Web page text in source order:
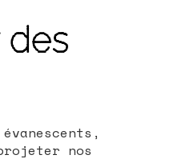
des
nos